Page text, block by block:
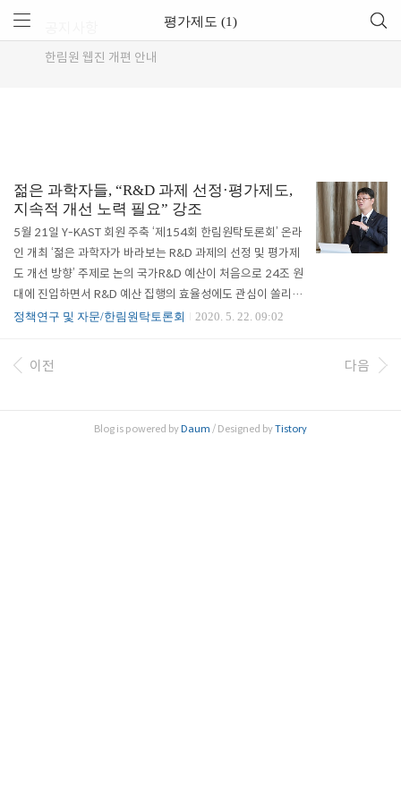
한림원 웹진 개편 안내
평가제도 (1)
젊은 과학자들, “R&D 과제 선정·평가제도,
지속적 개선 노력 필요” 강조
5월 21일 Y-KAST 회원 주축 ‘제154회 한림원탁토론회’ 온라
인 개최 ‘젊은 과학자가 바라보는 R&D 과제의 선정 및 평가제
도 개선 방향’ 주제로 논의 국가R&D 예산이 처음으로 24조 원
대에 진입하면서 R&D 예산 집행의 효율성에도 관심이 쏠리고
있다. R&D 관리 규정을 체계화해 연구자의 행정 부담을 줄이
&D 혁신법의 제정안이 통과된 데 이어, 국가R&D 예비타당성
제도의 손질이 본격화되면서 정부의 제도 개선 의지가 명확하
라보는 R&D 과제의 선정 및 평가제도 개선 방향’을 주제로 ‘제
정책연구 및 자문/한림원탁토론회 2020. 5. 22. 09:02
이전 다음
Blog is powered byDaum / Designed byTistory